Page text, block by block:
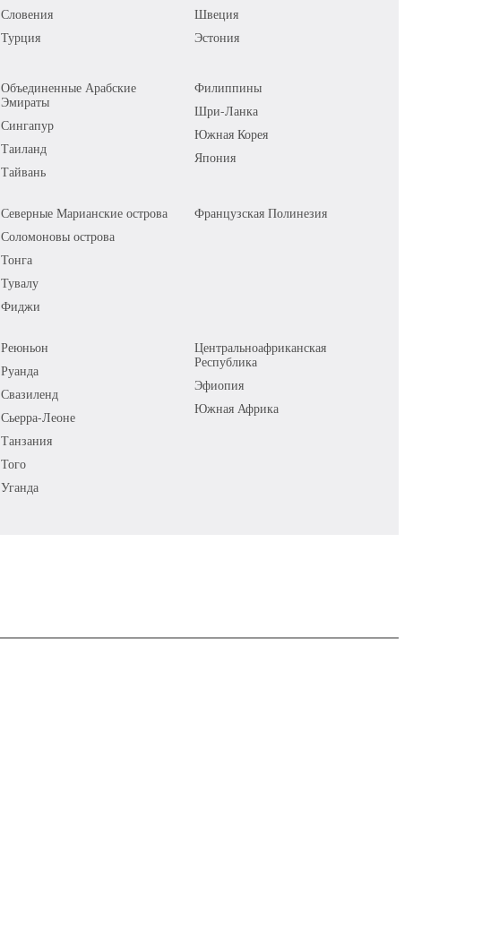
Словения
Турция
Швеция
Эстония
Объединенные Арабские
Эмираты
Сингапур
Таиланд
Тайвань
Филиппины
Шри-Ланка
Южная Корея
Япония
Северные Марианские острова
Соломоновы острова
Тонга
Тувалу
Фиджи
Французская Полинезия
Реюньон
Руанда
Свазиленд
Сьерра-Леоне
Танзания
Того
Уганда
Центральноафриканская
Республика
Эфиопия
Южная Африка